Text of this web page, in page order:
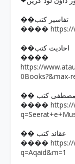
��تفاسیر کتب
���� https://
��احادیث کتب
����
https://
0Books?&max-
مصطفی کتب
���� https://
�� عقائد کتب
���� https://
q=Aqaid&m=1